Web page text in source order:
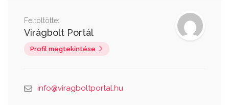
Feltöltötte:
Virágbolt Portál
Profil megtekintése
info@viragboltportal.hu